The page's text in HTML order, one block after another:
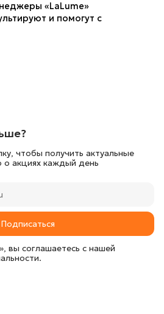
«LaLume»
и помогут с
чтобы получить актуальные
акциях каждый день
Подписаться
вы соглашаетесь с нашей